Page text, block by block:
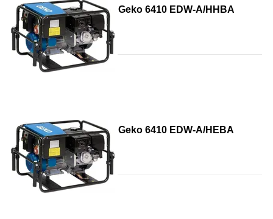
Geko 6410 EDW-A/HHBA
Geko 6410 EDW-A/HEBA